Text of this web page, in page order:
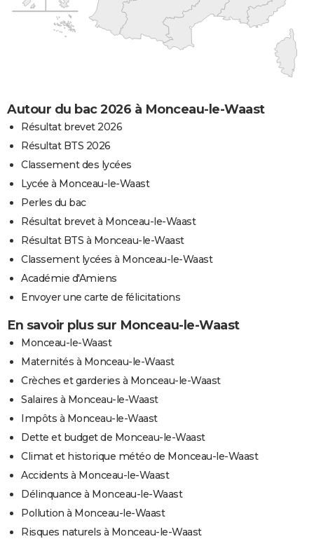
Autour du bac 2026 à Monceau-le-Waast
Résultat brevet 2026
Résultat BTS 2026
Classement des lycées
Lycée à Monceau-le-Waast
Perles du bac
Résultat brevet à Monceau-le-Waast
Résultat BTS à Monceau-le-Waast
Classement lycées à Monceau-le-Waast
Académie d'Amiens
Envoyer une carte de félicitations
En savoir plus sur Monceau-le-Waast
Monceau-le-Waast
Maternités à Monceau-le-Waast
Crèches et garderies à Monceau-le-Waast
Salaires à Monceau-le-Waast
Impôts à Monceau-le-Waast
Dette et budget de Monceau-le-Waast
Climat et historique météo de Monceau-le-Waast
Accidents à Monceau-le-Waast
Délinquance à Monceau-le-Waast
Pollution à Monceau-le-Waast
Risques naturels à Monceau-le-Waast